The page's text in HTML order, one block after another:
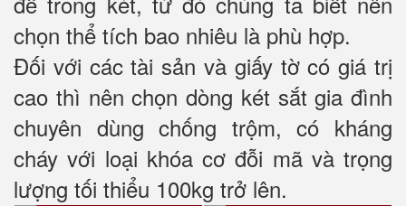
chọn thể tích bao nhiêu là phù hợp.
Đối với các tài sản và giấy tờ có giá trị
cao thì nên chọn dòng két sắt gia đình
chuyên dùng chống trộm, có kháng
cháy với loại khóa cơ đỗi mã và trọng
lượng tối thiểu 100kg trở lên.